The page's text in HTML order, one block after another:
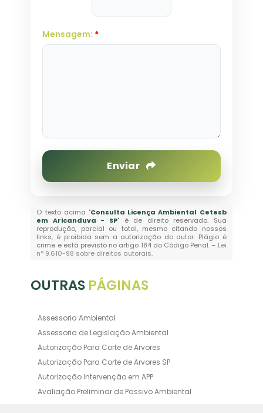
Mensagem: *
Enviar
O texto acima "Consulta Licença Ambiental Cetesb
em Aricanduva - SP" é de direito reservado. Sua
reprodução, parcial ou total, mesmo citando nossos
links, é proibida sem a autorização do autor. Plágio é
crime e está previsto no artigo 184 do Código Penal. – Lei
n° 9.610-98 sobre direitos autorais.
OUTRAS PÁGINAS
Assessoria Ambiental
Assessoria de Legislação Ambiental
Autorização Para Corte de Arvores
Autorização Para Corte de Arvores SP
Autorização Intervenção em APP
Avaliação Preliminar de Passivo Ambiental